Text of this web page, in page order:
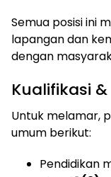
Semua posisi ini
lapangan dan
dengan
Kualifikasi
Untuk melamar,
umum berikut:
Pendidikan